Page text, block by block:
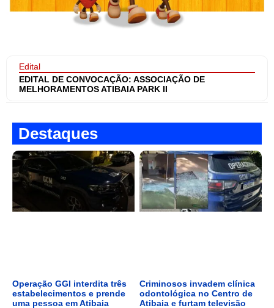
Edital
EDITAL DE CONVOCAÇÃO: ASSOCIAÇÃO DE
MELHORAMENTOS ATIBAIA PARK II
Destaques
Operação GGI interdita três
estabelecimentos e prende
uma pessoa em Atibaia
Criminosos invadem clínica
odontológica no Centro de
Atibaia e furtam televisão